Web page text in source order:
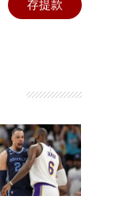
存提款